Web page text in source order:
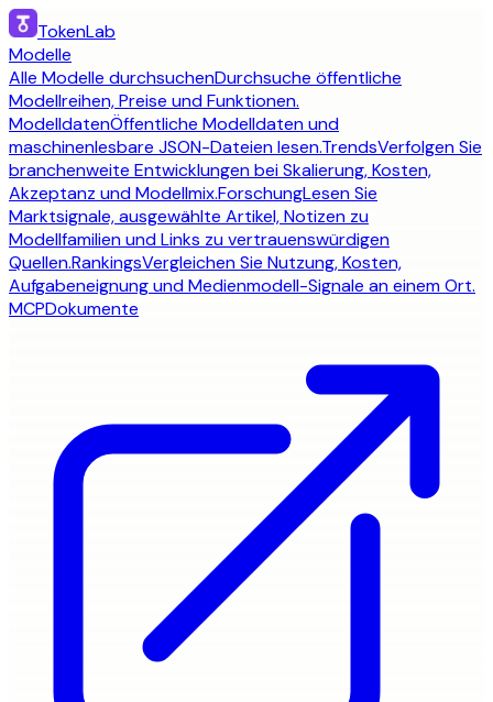
TokenLab
Modelle
Alle Modelle durchsuchenDurchsuche öffentliche
Modellreihen, Preise und Funktionen.
ModelldatenÖffentliche Modelldaten und
maschinenlesbare JSON-Dateien lesen.TrendsVerfolgen Sie
branchenweite Entwicklungen bei Skalierung, Kosten,
Akzeptanz und Modellmix.ForschungLesen Sie
Marktsignale, ausgewählte Artikel, Notizen zu
Modellfamilien und Links zu vertrauenswürdigen
Quellen.RankingsVergleichen Sie Nutzung, Kosten,
Aufgabeneignung und Medienmodell-Signale an einem Ort.
MCPDokumente